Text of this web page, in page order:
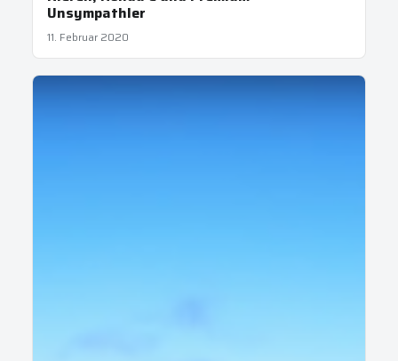
Unsympathler
11. Februar 2020